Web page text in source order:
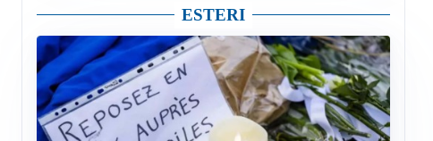
ESTERI